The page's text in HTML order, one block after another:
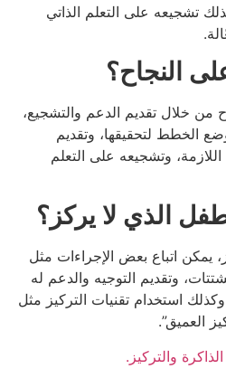
تشجيعه على التعلم الذاتي
النجاح؟
من خلال تقديم الدعم والتشجيع،
الخطط لتحقيقها، وتقديم
اللازمة، وتشجيعه على التعلم
الذي لا يركز؟
يمكن اتباع بعض الإجراءات مثل
وتقديم التوجيه والدعم له
وكذلك استخدام تقنيات التركيز مثل
والتركيز.